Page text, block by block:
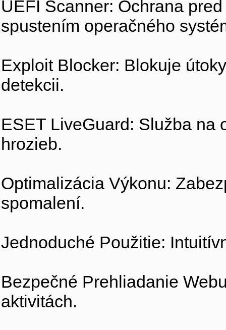
UEFI Scanner: Ochrana
spustením operačného
Exploit Blocker: Blokuje
detekcii.
ESET LiveGuard: Služba na
hrozieb.
Optimalizácia Výkonu:
spomalení.
Jednoduché Použitie:
Bezpečné Prehliadanie
aktivitách.